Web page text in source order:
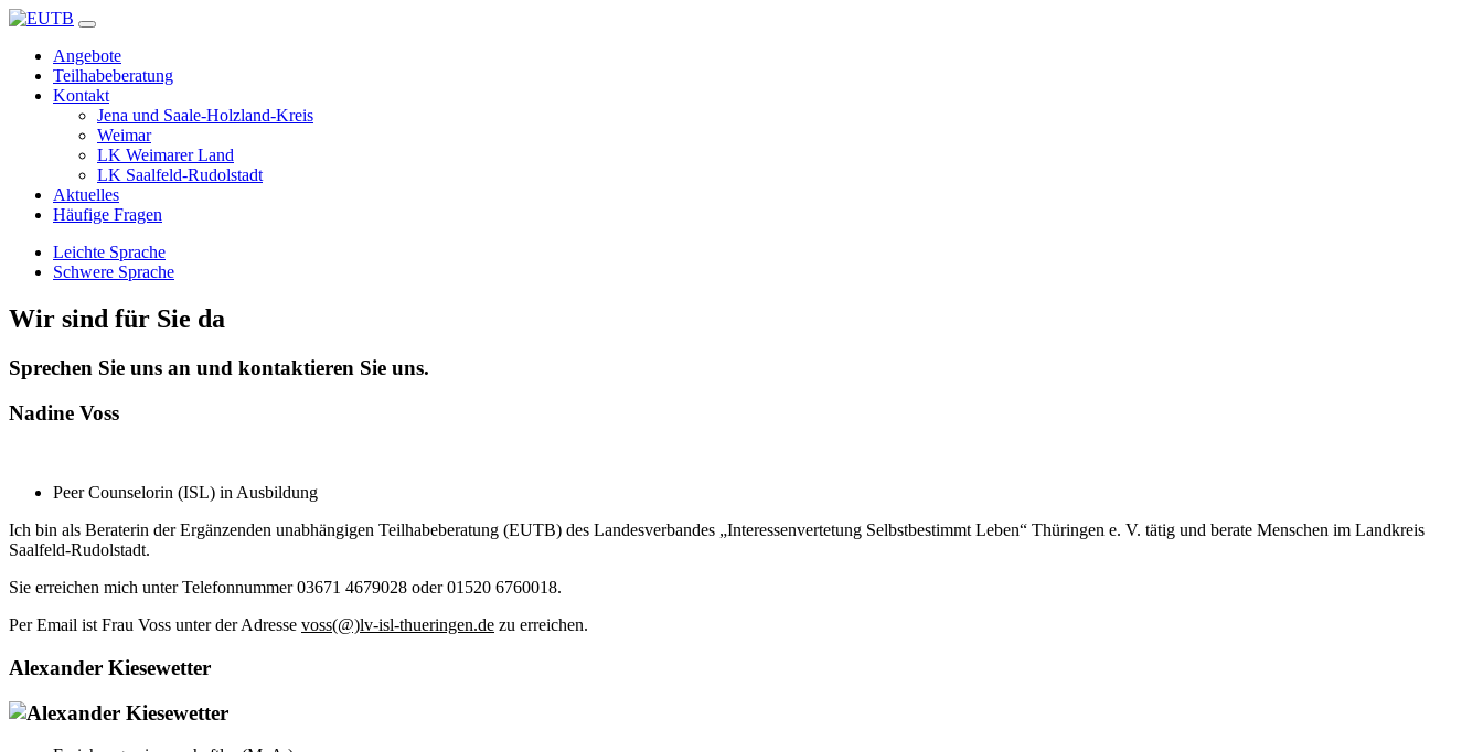
Angebote
Teilhabeberatung
Kontakt
Jena und Saale-Holzland-Kreis
Weimar
LK Weimarer Land
LK Saalfeld-Rudolstadt
Aktuelles
Häufige Fragen
Leichte Sprache
Schwere Sprache
Wir sind für Sie da
Sprechen Sie uns an und kontaktieren Sie uns.
Nadine Voss
Peer Counselorin (ISL) in Ausbildung
Ich bin als Beraterin der Ergänzenden unabhängigen Teilhabeberatung (EUTB) des Landesverbandes „Interessenvertetung Selbstbestimmt Leben“ Thüringen e. V. tätig und berate Menschen im Landkreis
Saalfeld-Rudolstadt.
Sie erreichen mich unter Telefonnummer 03671 4679028 oder 01520 6760018.
Per Email ist Frau Voss unter der Adresse voss(@)lv-isl-thueringen.de zu erreichen.
Alexander Kiesewetter